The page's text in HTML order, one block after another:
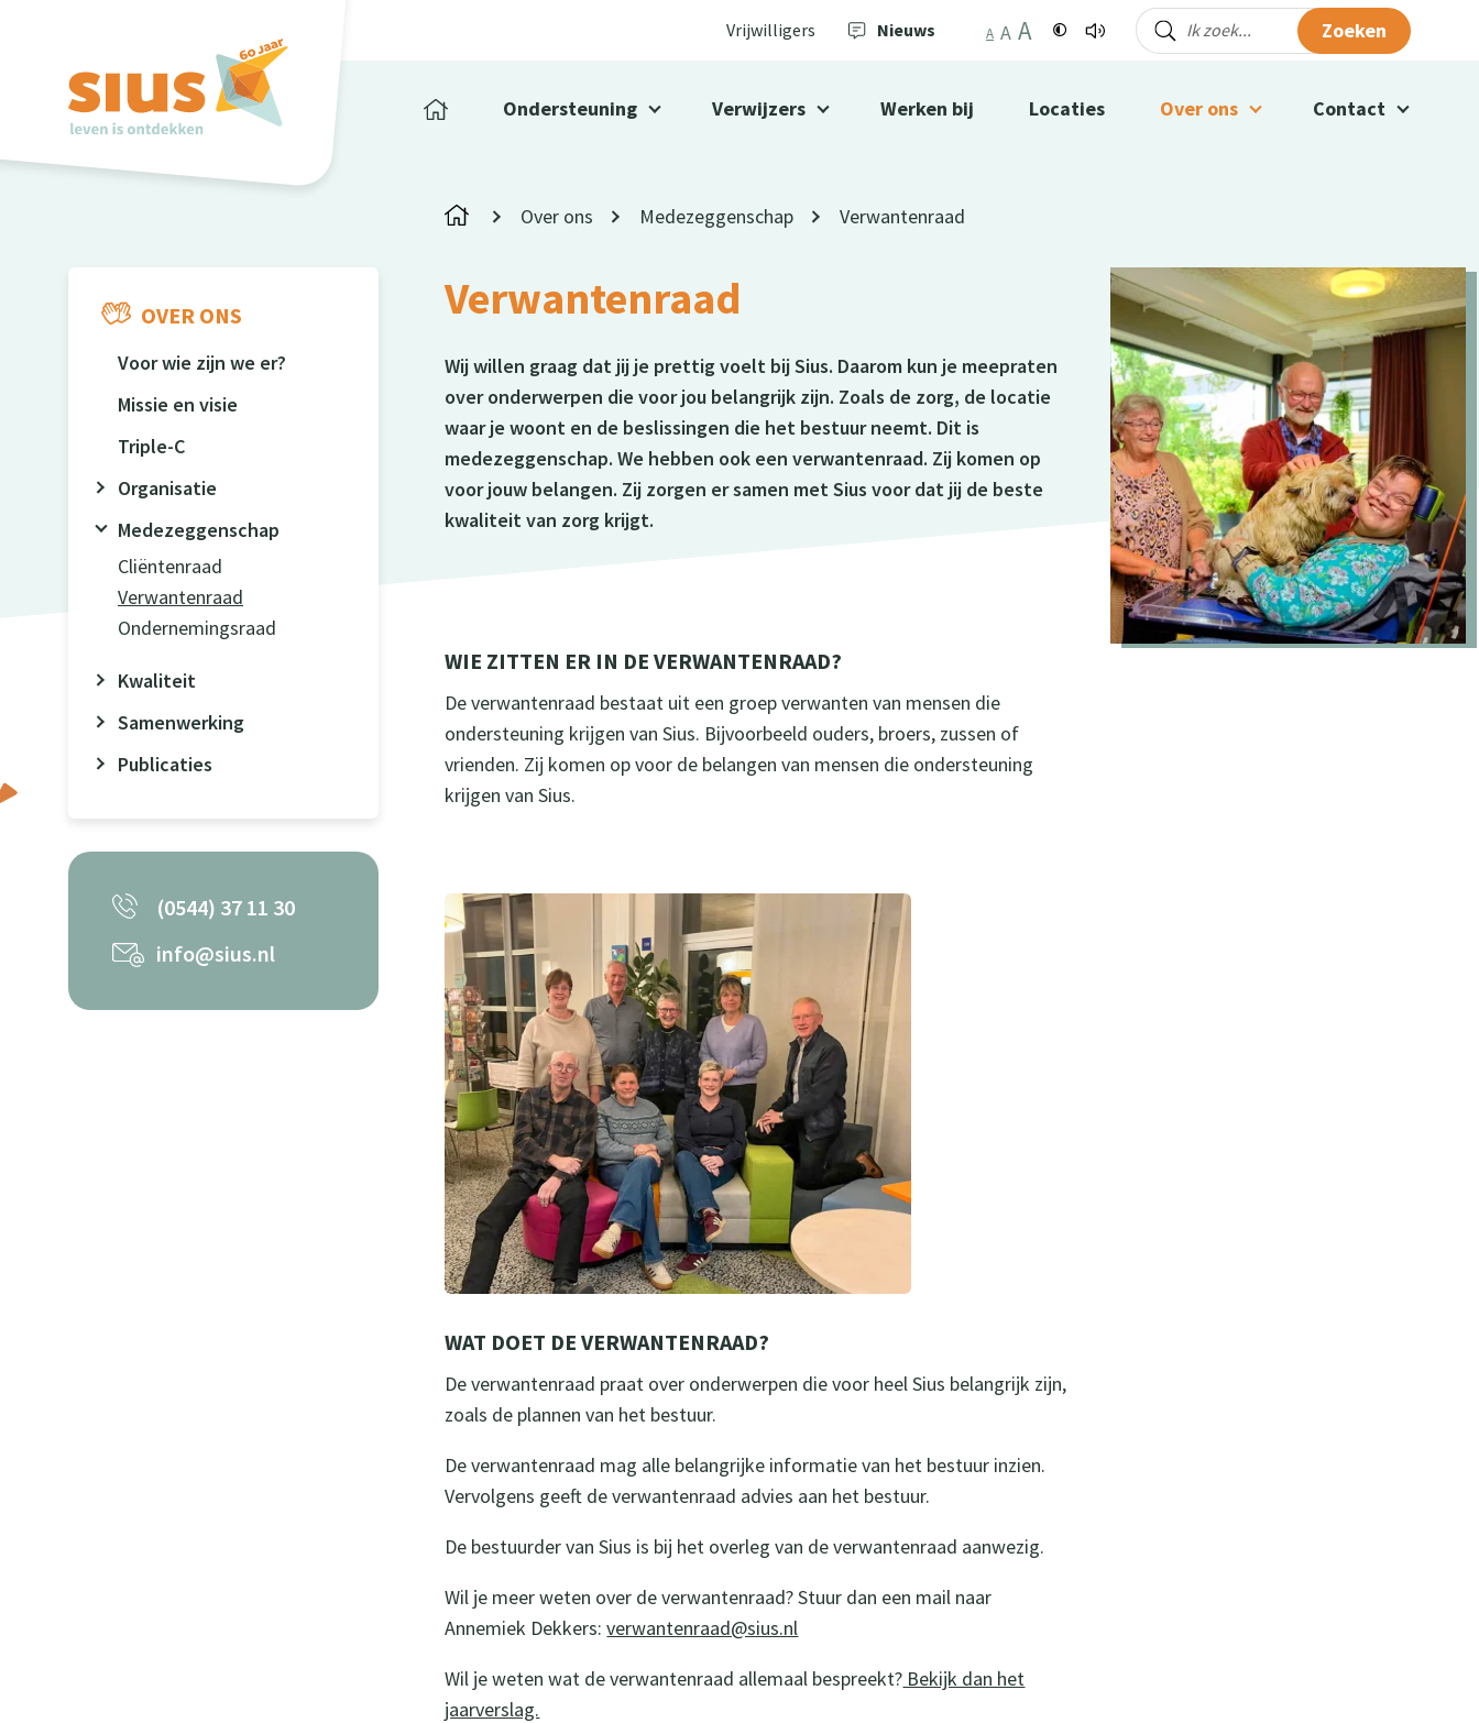
Vrijwilligers Nieuws A A A Zoeken
Ondersteuning Verwijzers Werken bij Locaties Over ons Contact
OVER ONS
Voor wie zijn we er?
Missie en visie
Triple-C
Organisatie
Medezeggenschap
Cliëntenraad
Verwantenraad
Ondernemingsraad
Kwaliteit
Samenwerking
Publicaties
(0544) 37 11 30
info@sius.nl
Over ons Medezeggenschap Verwantenraad
Verwantenraad
Wij willen graag dat jij je prettig voelt bij Sius. Daarom kun je meepraten
over onderwerpen die voor jou belangrijk zijn. Zoals de zorg, de locatie
waar je woont en de beslissingen die het bestuur neemt. Dit is
medezeggenschap. We hebben ook een verwantenraad. Zij komen op
voor jouw belangen. Zij zorgen er samen met Sius voor dat jij de beste
kwaliteit van zorg krijgt.
WIE ZITTEN ER IN DE VERWANTENRAAD?
De verwantenraad bestaat uit een groep verwanten van mensen die
ondersteuning krijgen van Sius. Bijvoorbeeld ouders, broers, zussen of
vrienden. Zij komen op voor de belangen van mensen die ondersteuning
krijgen van Sius.
WAT DOET DE VERWANTENRAAD?
De verwantenraad praat over onderwerpen die voor heel Sius belangrijk zijn,
zoals de plannen van het bestuur.
De verwantenraad mag alle belangrijke informatie van het bestuur inzien.
Vervolgens geeft de verwantenraad advies aan het bestuur.
De bestuurder van Sius is bij het overleg van de verwantenraad aanwezig.
Wil je meer weten over de verwantenraad? Stuur dan een mail naar
Annemiek Dekkers:verwantenraad@sius.nl
Wil je weten wat de verwantenraad allemaal bespreekt? Bekijk dan het
jaarverslag.